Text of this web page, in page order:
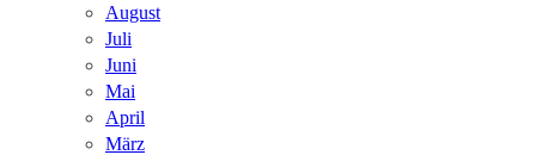
August
Juli
Juni
Mai
April
März